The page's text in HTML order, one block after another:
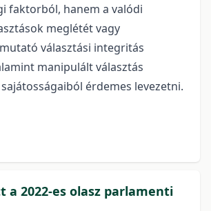
faktorból, hanem a valódi
meglétét vagy
választási integritás
manipulált választás
érdemes levezetni.
a 2022-es olasz parlamenti